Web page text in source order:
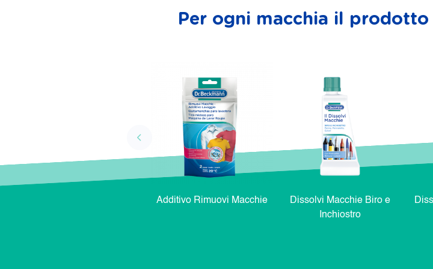
Per ogni macchia il prodotto
Additivo Rimuovi Macchie
Dissolvi Macchie Biro e
Inchiostro